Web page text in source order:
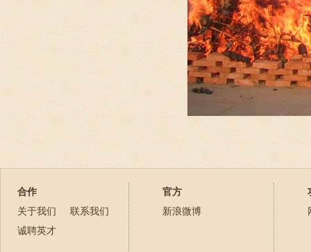
合作
关于我们
联系我们
诚聘英才
官方
新浪微博